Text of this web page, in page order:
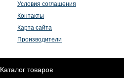
Условия соглашения
Контакты
Карта сайта
Производители
Каталог товаров